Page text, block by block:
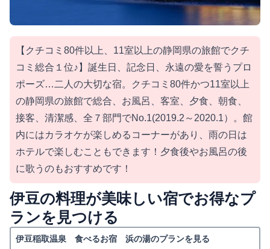
【クチコミ80件以上、11室以上の静岡県の旅館でクチ
コミ総合１位♪】誕生日、記念日、永遠の愛を誓うプロ
ポーズ…二人の大切な宿。クチコミ80件かつ11室以上
の静岡県の旅館で総合、お風呂、客室、夕食、朝食、
接客、清潔感、全７部門でNo.1(2019.2～2020.1）。館
内にはカラオケが楽しめるコーナーがあり、雨の日は
ホテルで楽しむこともできます！夕食後やお風呂の後
に歌うのもおすすめです！
伊豆の料理が美味しい宿でお得なプ
ランを見つける
伊豆稲取温泉 食べるお宿 浜の湯のプランを見る